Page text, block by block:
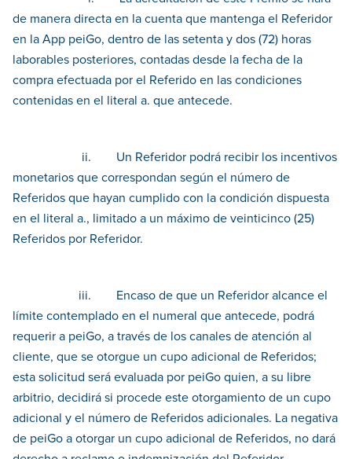
de manera directa en la cuenta que mantenga el Referidor
en la App peiGo, dentro de las setenta y dos (72) horas
laborables posteriores, contadas desde la fecha de la
compra efectuada por el Referido en las condiciones
contenidas en el literal a. que antecede.
ii. Un Referidor podrá recibir los incentivos
monetarios que correspondan según el número de
Referidos que hayan cumplido con la condición dispuesta
en el literal a., limitado a un máximo de veinticinco (25)
Referidos por Referidor.
iii. Encaso de que un Referidor alcance el
límite contemplado en el numeral que antecede, podrá
requerir a peiGo, a través de los canales de atención al
cliente, que se otorgue un cupo adicional de Referidos;
esta solicitud será evaluada por peiGo quien, a su libre
arbitrio, decidirá si procede este otorgamiento de un cupo
adicional y el número de Referidos adicionales. La negativa
de peiGo a otorgar un cupo adicional de Referidos, no dará